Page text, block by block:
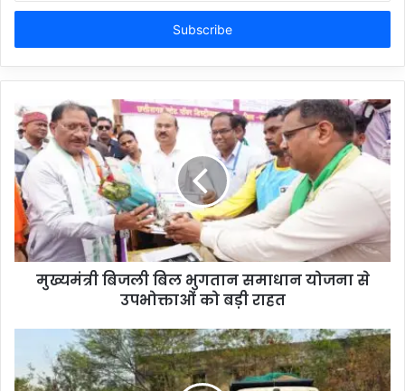
Email
मुख्यमंत्री बिजली बिल भुगतान समाधान योजना से
उपभोक्ताओं को बड़ी राहत